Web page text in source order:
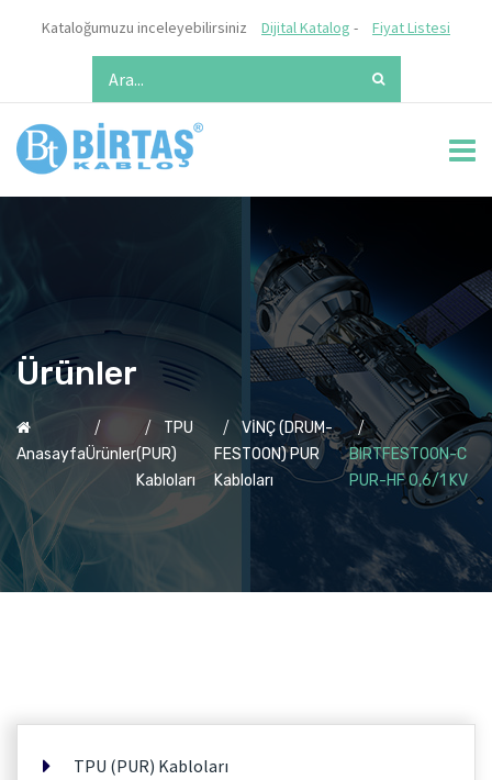
Kataloğumuzu inceleyebilirsiniz Dijital Katalog - Fiyat Listesi
Ürünler
AnasayfaÜrünler
TPU
(PUR)
Kabloları
VİNÇ (DRUM-
FESTOON) PUR
Kabloları
BIRTFESTOON-C
PUR-HF 0,6/1 KV
TPU (PUR) Kabloları